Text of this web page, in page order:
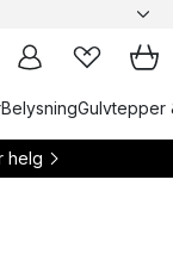
BelysningGulvtepper
helg